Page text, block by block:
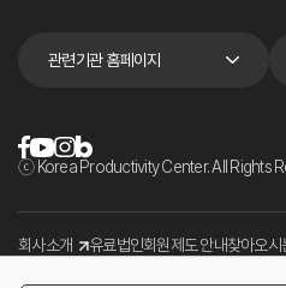
관련기관 홈페이지
ⓒ Korea Productivity Center. All Rights
회사소개 유료법인회원제도 안내찾아오시